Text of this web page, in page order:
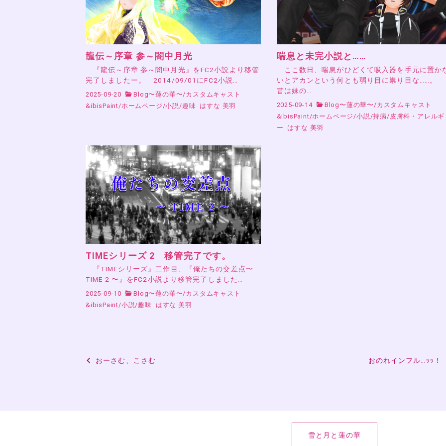
龍伝～序章 参～闇中月光
『龍伝～序章 参～闇中月光』をFC2小説より移管
完了しましたー。 2014/09/01にFC2小説…
2025-09-20 Blog〜蓮の華〜/カスタムキャスト
&ibisPaint/ホームページ/小説/趣味 はすな 美羽
喘息と未完小説と……
ここ数日、喘息がひどくて吸入器を手元に置か
いとアカンという何とも弱り目に祟り目な……。
昔は妹の…
2025-09-14 Blog〜蓮の華〜/カスタムキャスト
&ibisPaint/ホームページ/小説/持病/皮膚科・アレルギ
ー
はすな 美羽
TIMEシリーズ 2 移管完了です。
『TIMEシリーズ』二作目、『俺たちの交差点〜
TIME 2 〜』をFC2小説より移管完了しました…
2025-09-10 Blog〜蓮の華〜/カスタムキャスト
&ibisPaint/小説/趣味 はすな 美羽
投
おーさむ、こさむ おのれインフル…ｯｯ！
雪と月と蓮の華